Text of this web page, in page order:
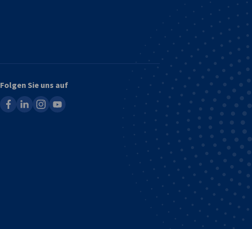
Folgen Sie uns auf
facebooklinkedininstagram
youtube